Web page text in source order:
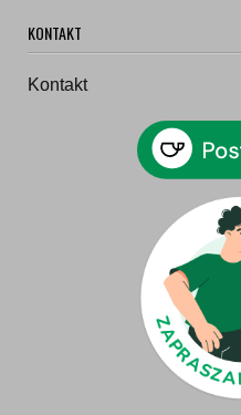
KONTAKT
Kontakt